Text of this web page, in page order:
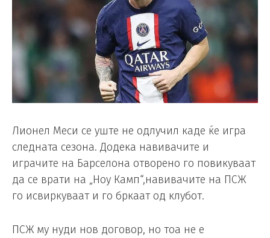
Лионел Меси се уште не одлучил каде ќе игра
следната сезона. Додека навивачите и
играчите на Барселона отворено го повикуваат
да се врати на „Ноу Камп“,навивачите на ПСЖ
го исвиркуваат и го бркаат од клубот.
ПСЖ му нуди нов договор, но тоа не е